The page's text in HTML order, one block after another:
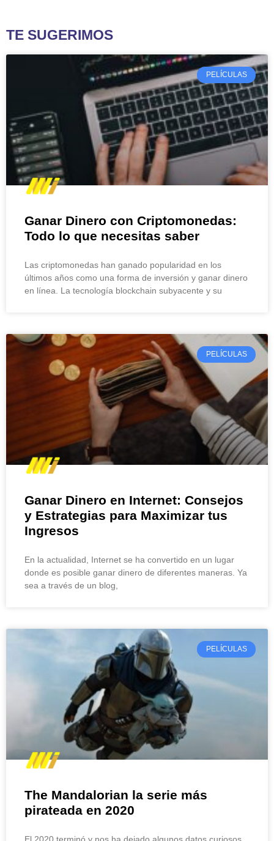
TE SUGERIMOS
PELÍCULAS
Ganar Dinero con Criptomonedas:
Todo lo que necesitas saber
Las criptomonedas han ganado popularidad en los
últimos años como una forma de inversión y ganar dinero
en línea. La tecnología blockchain subyacente y su
PELÍCULAS
Ganar Dinero en Internet: Consejos
y Estrategias para Maximizar tus
Ingresos
En la actualidad, Internet se ha convertido en un lugar
donde es posible ganar dinero de diferentes maneras. Ya
sea a través de un blog,
PELÍCULAS
The Mandalorian la serie más
pirateada en 2020